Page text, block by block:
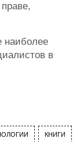
наиболее
в
КНИГИ